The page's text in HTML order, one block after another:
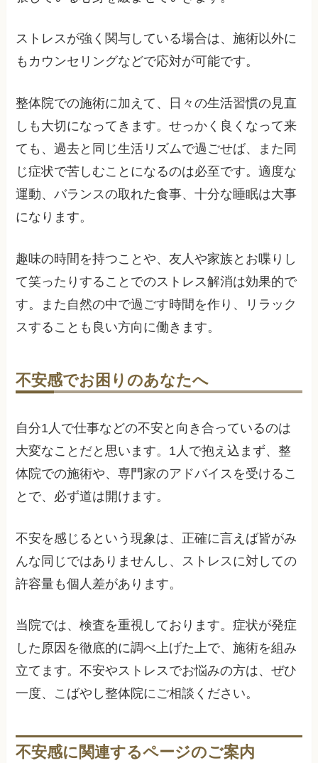
ストレスが強く関与している場合は、施術以外に
もカウンセリングなどで応対が可能です。
整体院での施術に加えて、日々の生活習慣の見直
しも大切になってきます。せっかく良くなって来
ても、過去と同じ生活リズムで過ごせば、また同
じ症状で苦しむことになるのは必至です。適度な
運動、バランスの取れた食事、十分な睡眠は大事
になります。
趣味の時間を持つことや、友人や家族とお喋りし
て笑ったりすることでのストレス解消は効果的で
す。また自然の中で過ごす時間を作り、リラック
スすることも良い方向に働きます。
不安感でお困りのあなたへ
自分1人で仕事などの不安と向き合っているのは
大変なことだと思います。1人で抱え込まず、整
体院での施術や、専門家のアドバイスを受けるこ
とで、必ず道は開けます。
不安を感じるという現象は、正確に言えば皆がみ
んな同じではありませんし、ストレスに対しての
許容量も個人差があります。
当院では、検査を重視しております。症状が発症
した原因を徹底的に調べ上げた上で、施術を組み
立てます。不安やストレスでお悩みの方は、ぜひ
一度、こばやし整体院にご相談ください。
不安感に関連するページのご案内